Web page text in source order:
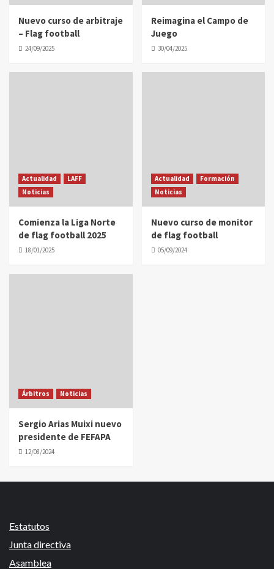
Nuevo curso de arbitraje
– Flag football
24/09/2025
Reimagina el Campo de
Juego
30/04/2025
Actualidad
LAFF
Noticias
Comienza la Liga Norte
de flag football 2025
18/01/2025
Actualidad
Formación
Noticias
Nuevo curso de monitor
de flag football
05/09/2024
Árbitros Noticias
Sergio Arias Muixi nuevo
presidente de FEFAPA
12/08/2024
Estatutos
Junta directiva
Asamblea